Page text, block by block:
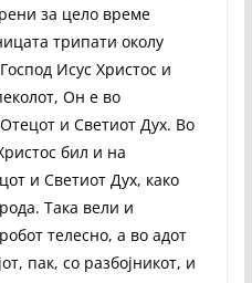
за цело време
трипати околу
Исус Христос и
Он е во
и Светиот Дух. Во
бил и на
и Светиот Дух, како
Така вели и
телесно, а во адот
пак, со разбојникот, и